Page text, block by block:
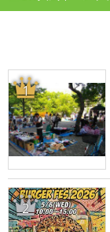
1
2